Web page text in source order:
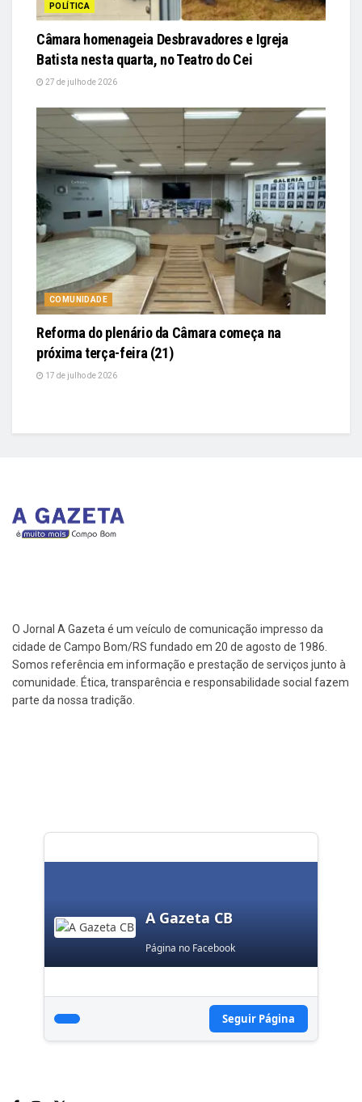
POLÍTICA
Câmara homenageia Desbravadores e Igreja
Batista nesta quarta, no Teatro do Cei
27 de julho de 2026
COMUNIDADE
Reforma do plenário da Câmara começa na
próxima terça-feira (21)
17 de julho de 2026
O Jornal A Gazeta é um veículo de comunicação impresso da
cidade de Campo Bom/RS fundado em 20 de agosto de 1986.
Somos referência em informação e prestação de serviços junto à
comunidade. Ética, transparência e responsabilidade social fazem
parte da nossa tradição.
A Gazeta CB
Página no Facebook
Seguir Página